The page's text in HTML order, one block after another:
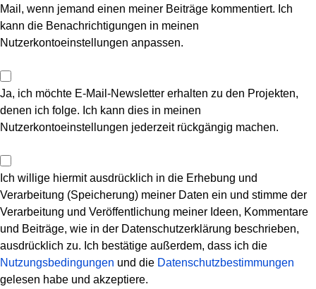
Mail, wenn jemand einen meiner Beiträge kommentiert. Ich
kann die Benachrichtigungen in meinen
Nutzerkontoeinstellungen anpassen.
Ja, ich möchte E-Mail-Newsletter erhalten zu den Projekten,
denen ich folge. Ich kann dies in meinen
Nutzerkontoeinstellungen jederzeit rückgängig machen.
Ich willige hiermit ausdrücklich in die Erhebung und
Verarbeitung (Speicherung) meiner Daten ein und stimme der
Verarbeitung und Veröffentlichung meiner Ideen, Kommentare
und Beiträge, wie in der Datenschutzerklärung beschrieben,
ausdrücklich zu. Ich bestätige außerdem, dass ich die
Nutzungsbedingungen und die Datenschutzbestimmungen
gelesen habe und akzeptiere.